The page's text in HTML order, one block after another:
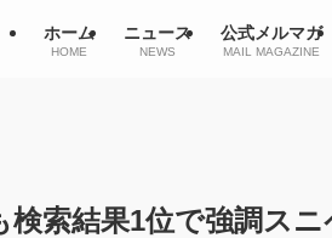
ホーム
HOME
ニュース
NEWS
公式メルマガ
MAIL MAGAZINE
検索結果1位で強調スニ